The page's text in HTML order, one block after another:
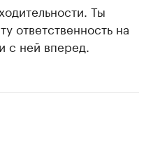
Ты
ответственность на
с ней вперед.